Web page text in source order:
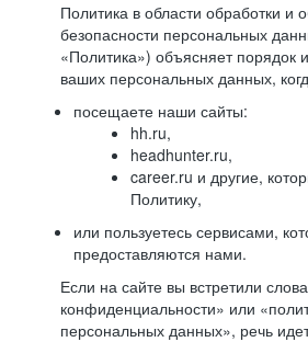
Политика в области обработки и
безопасности персональных
«Политика») объясняет порядок
ваших персональных данных,
посещаете наши сайты:
hh.ru,
headhunter.ru,
career.ru и другие,
Политику,
или пользуетесь сервисами,
предоставляются нами.
Если на сайте вы встретили
конфиденциальности» или
персональных данных», речь